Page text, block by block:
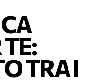
TRA I